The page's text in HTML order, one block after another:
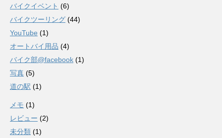
バイクイベント (6)
バイクツーリング (44)
YouTube (1)
オートバイ用品 (4)
バイク部@facebook (1)
写真 (5)
道の駅 (1)
メモ (1)
レビュー (2)
未分類 (1)